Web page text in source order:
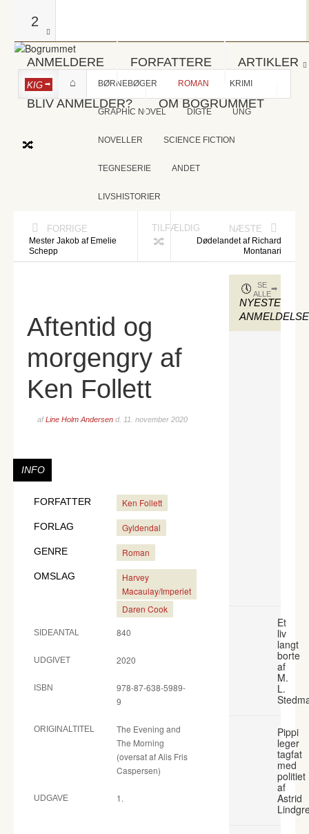
2
ANMELDERE FORFATTERE ARTIKLER
BLIV ANMELDER? OM BOGRUMMET
KIG BØRNEBØGER ROMAN KRIMI
GRAPHIC NOVEL DIGTE UNG
NOVELLER SCIENCE FICTION
TEGNESERIE ANDET
LIVSHISTORIER
FORRIGE
Mester Jakob af Emelie
Schepp
TILFÆLDIG NÆSTE
Dødelandet af Richard
Montanari
Aftentid og
morgengry af
Ken Follett
afLine Holm Andersen d. 11. november 2020
INFO
FORFATTER Ken Follett
FORLAG Gyldendal
GENRE Roman
OMSLAG
Harvey
Macaulay/Imperiet
Daren Cook
SIDEANTAL 840
UDGIVET 2020
ISBN
978-87-638-5989-
9
ORIGINALTITEL
The Evening and
The Morning
(oversat af Alis Fris
Caspersen)
UDGAVE 1.
NYESTE
SE
ALLE
Et
liv
langt
borte
af
M.
L.
Pippi
leger
tagfat
med
politiet
af
Astrid